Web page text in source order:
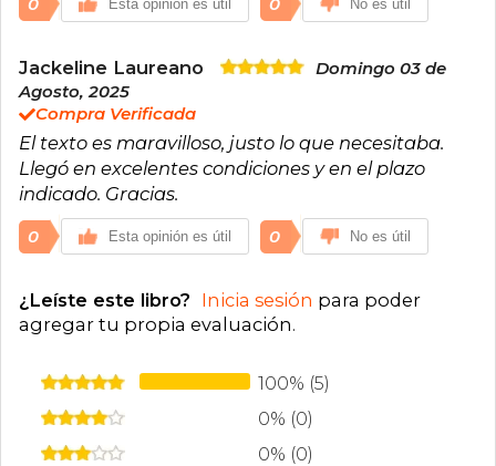
Esta opinión es útil No es útil
Jackeline Laureano
Domingo 03 de
Agosto, 2025
Compra Verificada
El texto es maravilloso, justo lo que necesitaba.
Llegó en excelentes condiciones y en el plazo
indicado. Gracias.
0 Esta opinión es útil 0 No es útil
¿Leíste este libro? Inicia sesión para poder
agregar tu propia evaluación.
100% (5)
0% (0)
0% (0)